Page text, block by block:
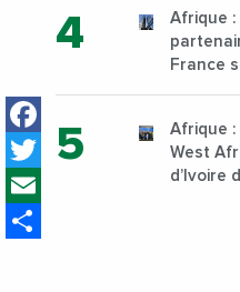
Facebook
Twitter
sur son
Nairobi
Afrique :
France
Afrique :
West
d’Ivoire